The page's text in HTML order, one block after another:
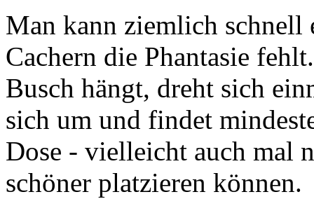
Man kann ziemlich schnell
Cachern die Phantasie
Busch hängt, dreht sich
sich um und findet
Dose - vielleicht auch mal
schöner platzieren können.